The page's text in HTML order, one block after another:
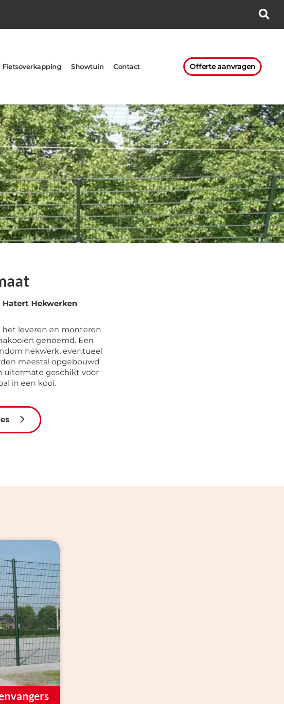
Fietsoverkapping Showtuin Contact Offerte aanvragen
Hatert Hekwerken
het leveren en monteren
genoemd. Een
hekwerk, eventueel
meestal opgebouwd
uitermate geschikt voor
in een kooi.